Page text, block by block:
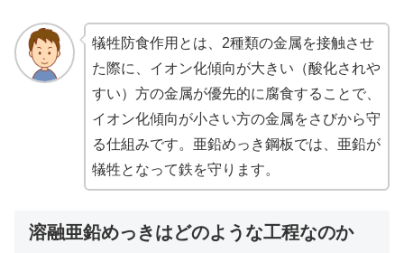
犠牲防食作用とは、2種類の金属を接触させ
た際に、イオン化傾向が大きい（酸化されや
すい）方の金属が優先的に腐食することで、
イオン化傾向が小さい方の金属をさびから守
る仕組みです。亜鉛めっき鋼板では、亜鉛が
犠牲となって鉄を守ります。
溶融亜鉛めっきはどのような工程なのか